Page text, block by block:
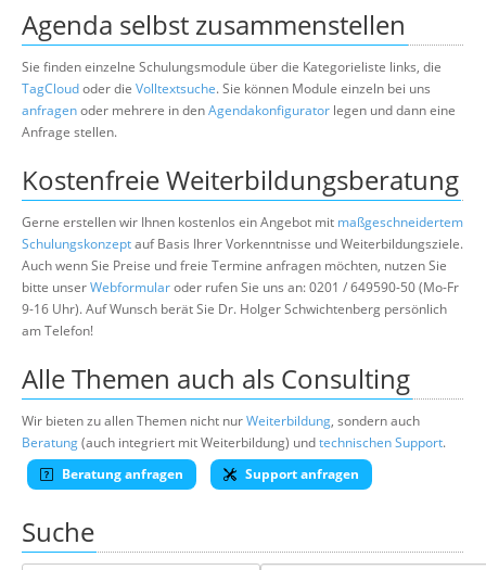
Agenda selbst zusammenstellen
Sie finden einzelne Schulungsmodule über die Kategorieliste links, die
TagCloudoder die Volltextsuche. Sie können Module einzeln bei uns
anfragenoder mehrere in denAgendakonfigurator legen und dann eine
Anfrage stellen.
Kostenfreie Weiterbildungsberatung
Gerne erstellen wir Ihnen kostenlos ein Angebot mit maßgeschneidertem
Schulungskonzeptauf Basis Ihrer Vorkenntnisse und Weiterbildungsziele.
Auch wenn Sie Preise und freie Termine anfragen möchten, nutzen Sie
bitte unserWebformularoder rufen Sie uns an: 0201 / 649590-50 (Mo-Fr
9-16 Uhr). Auf Wunsch berät Sie Dr. Holger Schwichtenberg persönlich
am Telefon!
Alle Themen auch als Consulting
Wir bieten zu allen Themen nicht nurWeiterbildung, sondern auch
Beratung(auch integriert mit Weiterbildung) undtechnischen Support.
Beratung anfragen
Support anfragen
Suche